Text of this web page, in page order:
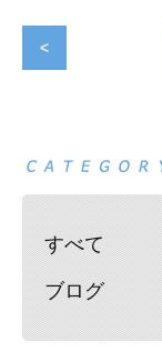
<
すべて
ブログ